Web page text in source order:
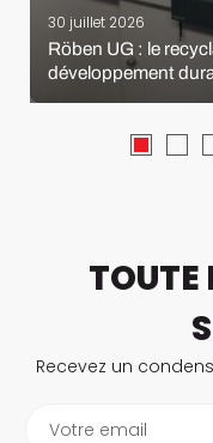
30 juillet 2026
Röben UG : le
développement
TOUTE
Recevez un
Votre email